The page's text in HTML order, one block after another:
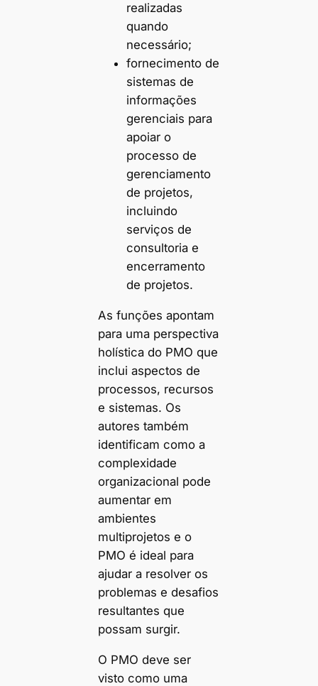
realizadas
quando
necessário;
fornecimento de
sistemas de
informações
gerenciais para
apoiar o
processo de
gerenciamento
de projetos,
incluindo
serviços de
consultoria e
encerramento
de projetos.
As funções apontam
para uma perspectiva
holística do PMO que
inclui aspectos de
processos, recursos
e sistemas. Os
autores também
identificam como a
complexidade
organizacional pode
aumentar em
ambientes
multiprojetos e o
PMO é ideal para
ajudar a resolver os
problemas e desafios
resultantes que
possam surgir.
O PMO deve ser
visto como uma